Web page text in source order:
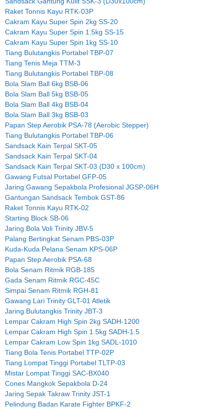
Raket Tonnis Kayu RTK-03P
Cakram Kayu Super Spin 2kg SS-20
Cakram Kayu Super Spin 1.5kg SS-15
Cakram Kayu Super Spin 1kg SS-10
Tiang Bulutangkis Portabel TBP-07
Tiang Tenis Meja TTM-3
Tiang Bulutangkis Portabel TBP-08
Bola Slam Ball 6kg BSB-06
Bola Slam Ball 5kg BSB-05
Bola Slam Ball 4kg BSB-04
Bola Slam Ball 3kg BSB-03
Papan Step Aerobik PSA-78 (Aerobic Stepper)
Tiang Bulutangkis Portabel TBP-06
Sandsack Kain Terpal SKT-05
Sandsack Kain Terpal SKT-04
Sandsack Kain Terpal SKT-03 (D30 x 100cm)
Gawang Futsal Portabel GFP-05
Jaring Gawang Sepakbola Profesional JGSP-06H
Gantungan Sandsack Tembok GST-86
Raket Tonnis Kayu RTK-02
Starting Block SB-06
Jaring Bola Voli Trinity JBV-5
Palang Bertingkat Senam PBS-03P
Kuda-Kuda Pelana Senam KPS-06P
Papan Step Aerobik PSA-68
Bola Senam Ritmik RGB-185
Gada Senam Ritmik RGC-45C
Simpai Senam Ritmik RGH-81
Gawang Lari Trinity GLT-01 Atletik
Jaring Bulutangkis Trinity JBT-3
Lempar Cakram High Spin 2kg SADH-1200
Lempar Cakram High Spin 1.5kg SADH-1.5
Lempar Cakram Low Spin 1kg SADL-1010
Tiang Bola Tenis Portabel TTP-02P
Tiang Lompat Tinggi Portabel TLTP-03
Mistar Lompat Tinggi SAC-BX040
Cones Mangkok Sepakbola D-24
Jaring Sepak Takraw Trinity JST-1
Pelindung Badan Karate Fighter BPKF-2